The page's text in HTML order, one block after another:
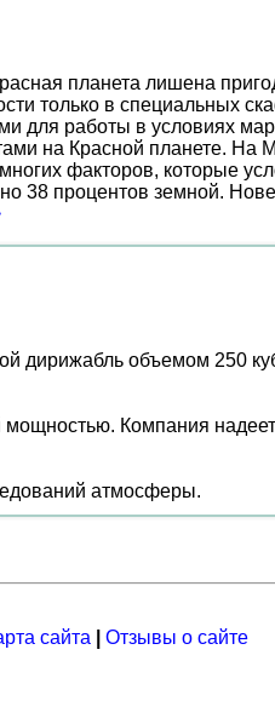
планета лишена
только в специальных
для работы в условиях
на Красной планете. На
факторов, которые
38 процентов земной.
объемом 250
Компания
атмосферы.
сайта Отзывы о сайте